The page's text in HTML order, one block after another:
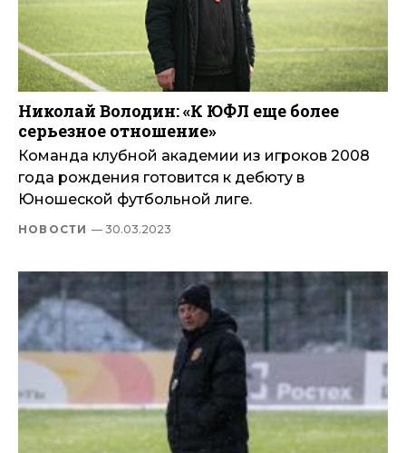
Николай Володин: «К ЮФЛ еще более
серьезное отношение»
Команда клубной академии из игроков 2008
года рождения готовится к дебюту в
Юношеской футбольной лиге.
НОВОСТИ — 30.03.2023